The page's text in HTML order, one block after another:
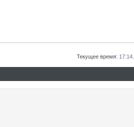
Текущее время: 17:14